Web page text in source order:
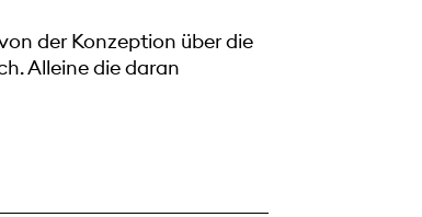
der Konzeption über die
Alleine die daran